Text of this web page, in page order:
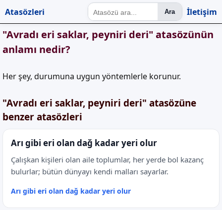
Atasözleri Ara İletişim
"Avradı eri saklar, peyniri deri" atasözünün
anlamı nedir?
Her şey, durumuna uygun yöntemlerle korunur.
"Avradı eri saklar, peyniri deri" atasözüne
benzer atasözleri
Arı gibi eri olan dağ kadar yeri olur
Çalışkan kişileri olan aile toplumlar, her yerde bol kazanç
bulurlar; bütün dünyayı kendi malları sayarlar.
Arı gibi eri olan dağ kadar yeri olur